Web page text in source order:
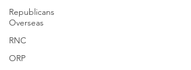
Republicans
Overseas
RNC
ORP